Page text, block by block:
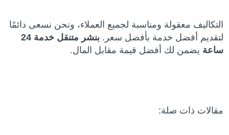
التكاليف معقولة ومناسبة لجميع العملاء، ونحن نسعى دائمًا
لتقديم أفضل خدمة بأفضل سعر.
بنشر متنقل خدمة 24
ساعة يضمن لك أفضل قيمة مقابل المال.
مقالات ذات صلة: